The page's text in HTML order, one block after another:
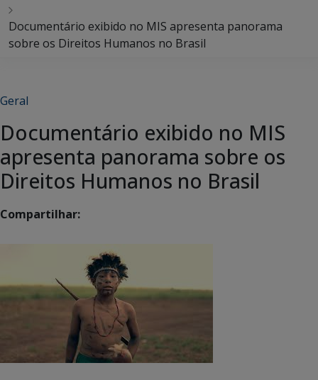
Documentário exibido no MIS apresenta panorama
sobre os Direitos Humanos no Brasil
Geral
Documentário exibido no MIS
apresenta panorama sobre os
Direitos Humanos no Brasil
Compartilhar: